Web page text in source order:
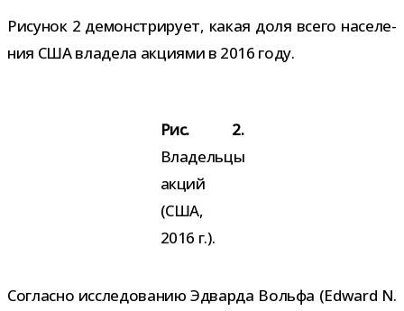
Рисунок 2 демон­стри­рует, какая доля всего насе­ле­
ния США вла­дела акци­ями в 2016 году.
Рис. 2.
Владельцы
акций
(США,
2016 г.).
Согласно иссле­до­ва­нию Эдварда Вольфа (Edward N.